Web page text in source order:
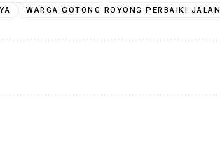
WARGA GOTONG ROYONG PERBAIKI JALAN